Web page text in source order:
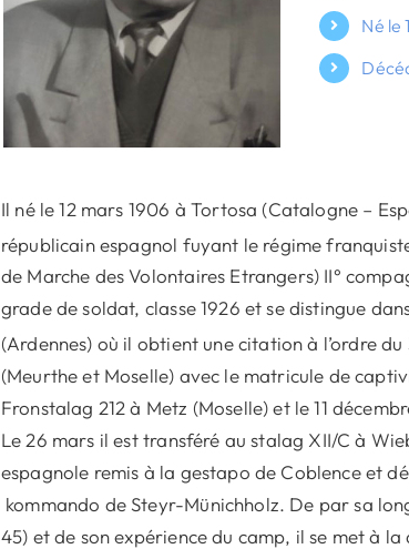
Né le
Il né le 12 mars 1906 à Tortosa (Catalogne –
républicain espagnol fuyant le régime
de Marche des Volontaires Etrangers) II°
grade de soldat, classe 1926 et se distingue
(Ardennes) où il obtient une citation à l’ordre du
(Meurthe et Moselle) avec le matricule de
Fronstalag 212 à Metz (Moselle) et le 11
Le 26 mars il est transféré au stalag XII/C à
espagnole remis à la gestapo de Coblence et
kommando de Steyr-Münichholz. De par sa
45) et de son expérience du camp, il se met à